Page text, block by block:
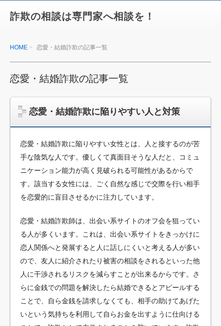
詐欺の相談は専門家へ相談を！
HOME 恋愛・結婚詐欺の記事一覧
恋愛・結婚詐欺の記事一覧
恋愛・結婚詐欺に陥りやすい人と対策
恋愛・結婚詐欺に陥りやすい女性とは、人と接するのが苦
手な陰気な人です。優しくて真面目そうな人だと、コミュ
ニケーション能力が高く見破られる可能性があるからで
す。該当する女性には、ごく自然な感じで交際を行い相手
を恋愛的に盲目させるかに注力しています。
恋愛・結婚詐欺師は、出会い系サイトのオフ会を狙ってい
る人が多くいます。これは、出会い系サイトをきっかけに
恋人関係へと発展すると人に話しにくいと考える人が多い
ので、友人に紹介されたり被害の相談をされるといった他
人に干渉されるリスクを減らすことが出来るからです。さ
らに金銭での問題を解決したら結婚できるとアピールする
ことで、自ら金銭を請求しなくても、相手の助けてあげた
いという気持ちを利用して自らお金を出すように仕向ける